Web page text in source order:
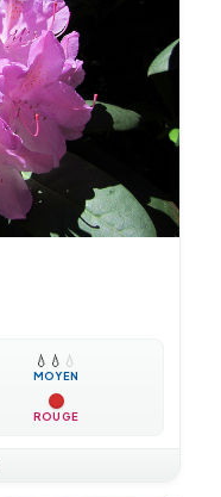
💧 💧 💧
MOYEN
ROUGE